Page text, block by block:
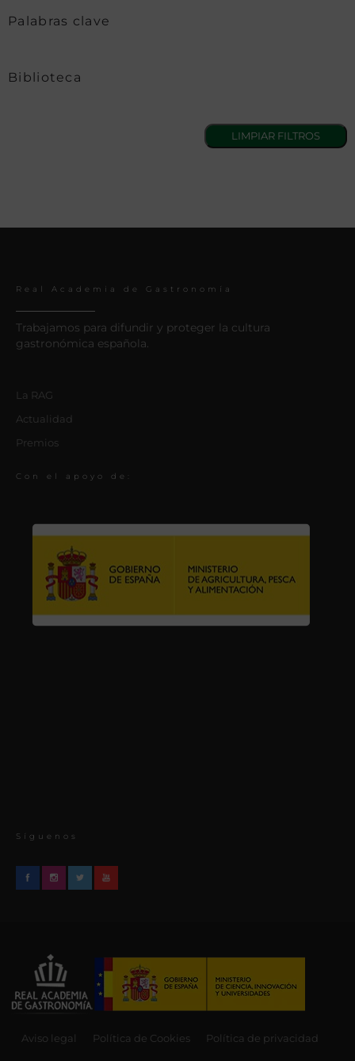
Palabras clave
Biblioteca
Real Academia de Gastronomía
Trabajamos para difundir y proteger la cultura
gastronómica española.
La RAG
Actualidad
Premios
Con el apoyo de:
Síguenos
Aviso legal Política de Cookies Política de privacidad